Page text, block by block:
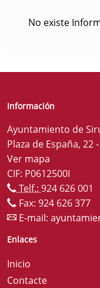
No existe
Información
Ayuntamiento de
Plaza de España, 22
Ver mapa
CIF: P0612500I
Telf.: 924 626 001
Fax: 924 626 377
E-mail:
Enlaces
Inicio
Contacte